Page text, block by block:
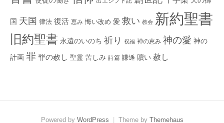
国 天国 律法 復活 恵み 悔い改め 愛 救い 教会 新約聖書
旧約聖書 永遠のいのち 祈り 祝福 神の恵み 神の愛 神の
計画 罪 罪の赦し 聖霊 苦しみ 詩篇 謙遜 贖い 赦し
Powered by WordPress Theme by Themehaus